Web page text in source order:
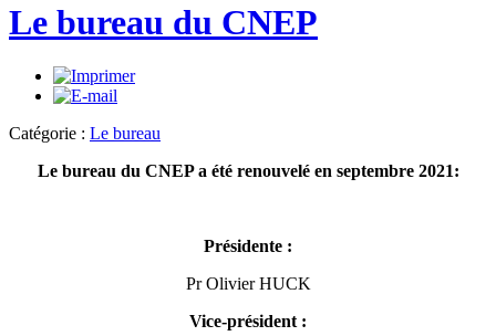
Le bureau du CNEP
Catégorie : Le bureau
Le bureau du CNEP a été renouvelé en septembre 2021:
Présidente :
Pr Olivier HUCK
Vice-président :